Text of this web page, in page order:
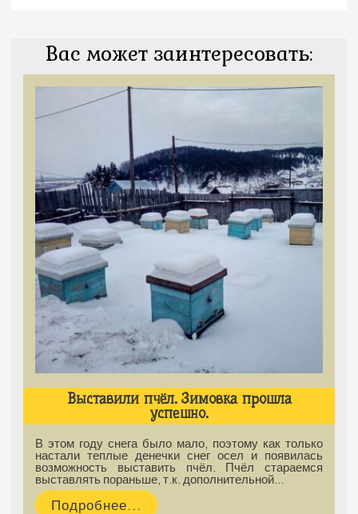
Вас может заинтересовать:
Выставили пчёл. Зимовка прошла
успешно.
В этом году снега было мало, поэтому как только
настали теплые денечки снег осел и появилась
возможность выставить пчёл. Пчёл стараемся
выставлять пораньше, т.к. дополнительной…
Подробнее...